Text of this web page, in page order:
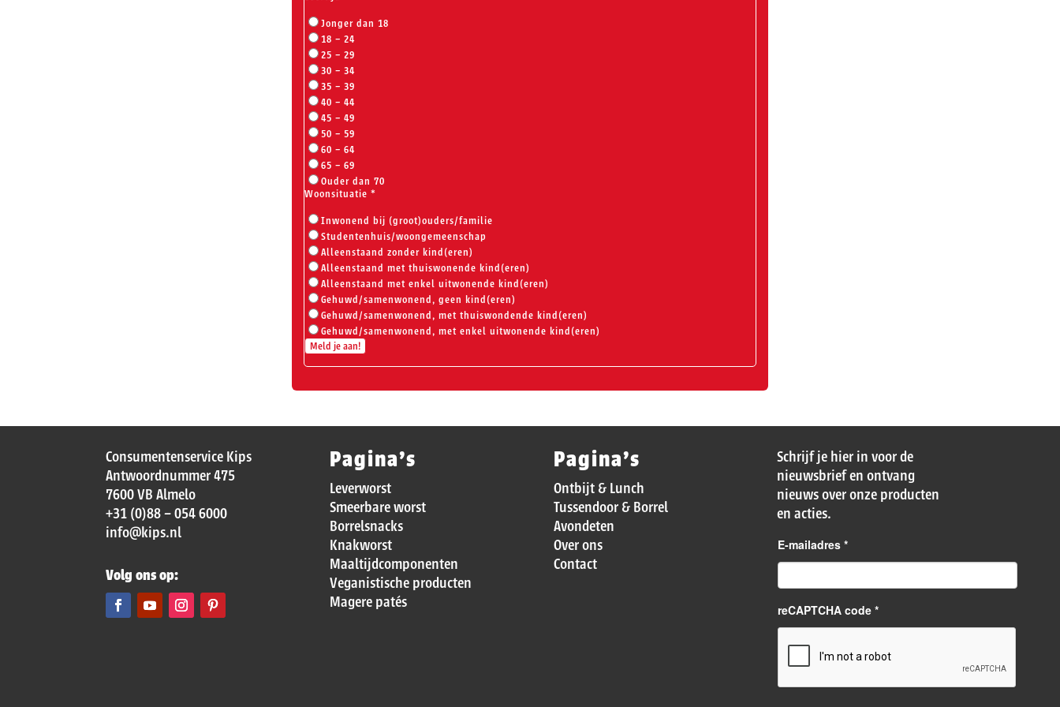
Jonger dan 18
18 – 24
25 – 29
30 – 34
35 – 39
40 – 44
45 – 49
50 – 59
60 – 64
65 – 69
Ouder dan 70
Woonsituatie *
Inwonend bij (groot)ouders/familie
Studentenhuis/woongemeenschap
Alleenstaand zonder kind(eren)
Alleenstaand met thuiswonende kind(eren)
Alleenstaand met enkel uitwonende kind(eren)
Gehuwd/samenwonend, geen kind(eren)
Gehuwd/samenwonend, met thuiswondende kind(eren)
Gehuwd/samenwonend, met enkel uitwonende kind(eren)
Meld je aan!
Consumentenservice Kips
Antwoordnummer 475
7600 VB Almelo
+31 (0)88 – 054 6000
info@kips.nl
Volg ons op:
Pagina’s
Leverworst
Smeerbare worst
Borrelsnacks
Knakworst
Maaltijdcomponenten
Veganistische producten
Magere patés
Pagina’s
Ontbijt & Lunch
Tussendoor & Borrel
Avondeten
Over ons
Contact
Schrijf je hier in voor de
nieuwsbrief en ontvang
nieuws over onze producten
en acties.
E-mailadres*
reCAPTCHA code *